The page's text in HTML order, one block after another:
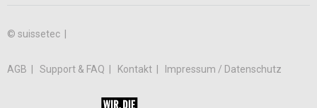
© suissetec |
AGB Support & FAQ Kontakt Impressum / Datenschutz